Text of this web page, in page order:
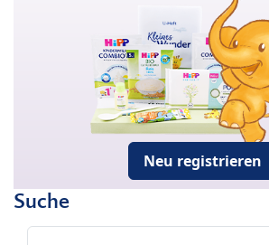
Neu registrieren
Suche